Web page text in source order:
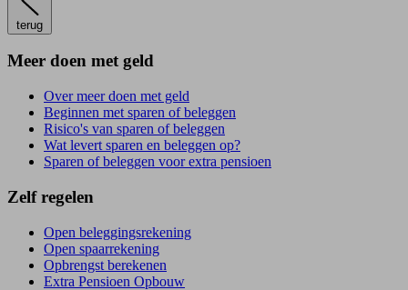
terug
Meer doen met geld
Over meer doen met geld
Beginnen met sparen of beleggen
Risico's van sparen of beleggen
Wat levert sparen en beleggen op?
Sparen of beleggen voor extra pensioen
Zelf regelen
Open beleggingsrekening
Open spaarrekening
Opbrengst berekenen
Extra Pensioen Opbouw